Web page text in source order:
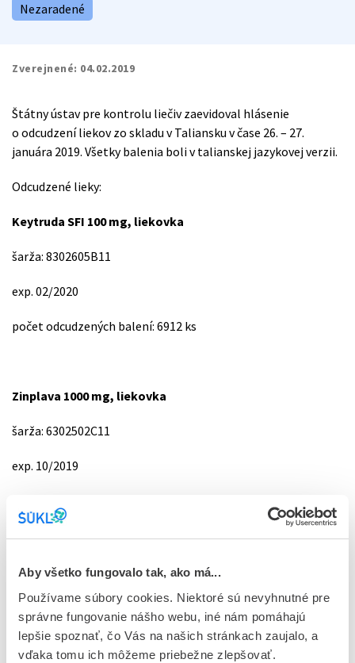
Aby všetko fungovalo tak, ako má...
Používame súbory cookies. Niektoré sú nevyhnutné pre
správne fungovanie nášho webu, iné nám pomáhajú
lepšie spoznať, čo Vás na našich stránkach zaujalo, a
vďaka tomu ich môžeme priebežne zlepšovať.
Nezaradené
Zverejnené: 04.02.2019
Štátny ústav pre kontrolu liečiv zaevidoval hlásenie
o odcudzení liekov zo skladu v Taliansku v čase 26. – 27.
januára 2019. Všetky balenia boli v talianskej jazykovej verzii.
Odcudzené lieky:
Keytruda SFI 100 mg, liekovka
šarža: 8302605B11
exp. 02/2020
počet odcudzených balení: 6912 ks
Zinplava 1000 mg, liekovka
šarža: 6302502C11
exp. 10/2019
Zinplava 1000 mg, liekovka
šarža: 8302501003
exp. 01/2021